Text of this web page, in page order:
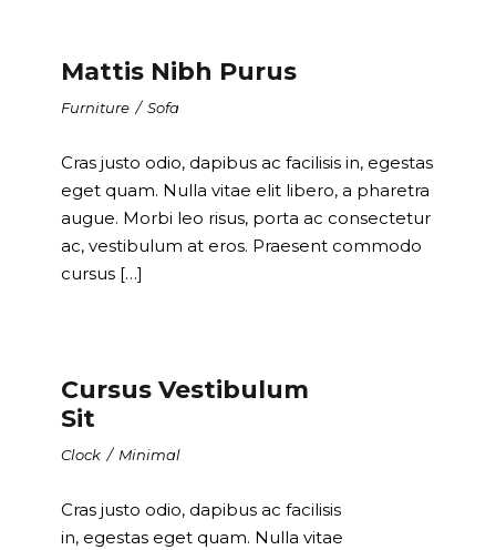
Mattis Nibh Purus
Furniture / Sofa
Cras justo odio, dapibus ac facilisis in, egestas
eget quam. Nulla vitae elit libero, a pharetra
augue. Morbi leo risus, porta ac consectetur
ac, vestibulum at eros. Praesent commodo
cursus […]
Cursus Vestibulum
Sit
Clock / Minimal
Cras justo odio, dapibus ac facilisis
in, egestas eget quam. Nulla vitae